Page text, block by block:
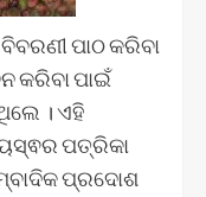
ପାଠ କରିବା
କରିବା ପାଇଁ
। ଏହି
ପତ୍ରିକା
ପ୍ରଦୋଶ